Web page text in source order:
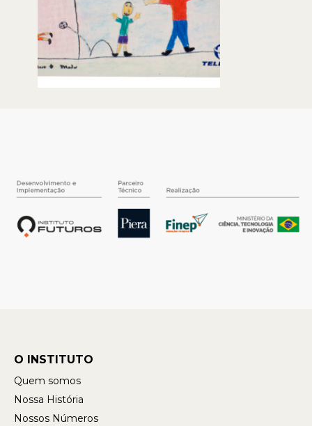
O INSTITUTO
Quem somos
Nossa História
Nossos Números